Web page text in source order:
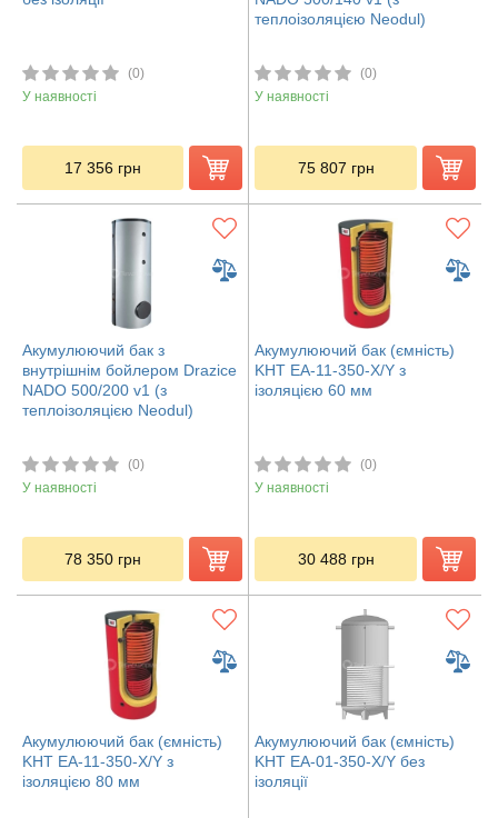
(0)
У наявності
17 356 грн
теплоізоляцією Neodul)
(0)
У наявності
75 807 грн
Акумулюючий бак з
внутрішнім бойлером Drazice
NADO 500/200 v1 (з
теплоізоляцією Neodul)
(0)
У наявності
78 350 грн
Акумулюючий бак (ємність)
KHT ЕА-11-350-X/Y з
ізоляцією 60 мм
(0)
У наявності
30 488 грн
Акумулюючий бак (ємність)
KHT ЕА-11-350-X/Y з
ізоляцією 80 мм
Акумулюючий бак (ємність)
KHT ЕА-01-350-X/Y без
ізоляції